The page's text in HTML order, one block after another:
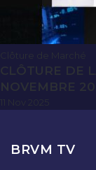
CLÔTURE DE
NOVEMBRE
BRVM TV